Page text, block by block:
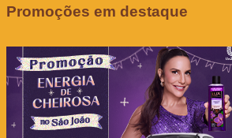
Promoções em destaque